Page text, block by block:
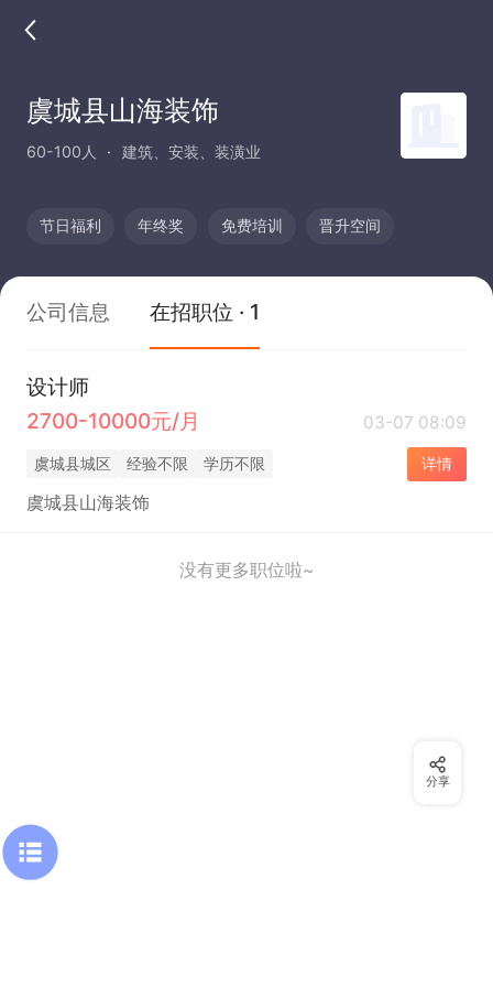
虞城县山海装饰
60-100人 建筑、安装、装潢业
节日福利 年终奖 免费培训 晋升空间
公司信息 在招职位 · 1
设计师
2700-10000元/月
03-07 08:09
虞城县城区 经验不限 学历不限 详情
虞城县山海装饰
没有更多职位啦~
分享